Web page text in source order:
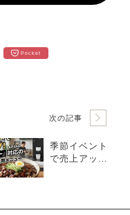
Pocket
次の記事
季節イベント
で売上アッ
ン活用メニュ